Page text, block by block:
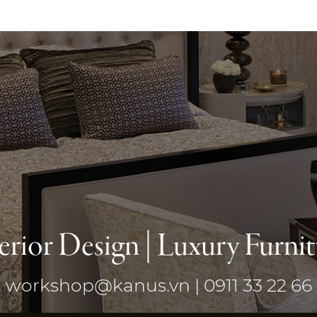
Design | Luxury
workshop@kanus.vn | 0911 33 22 66